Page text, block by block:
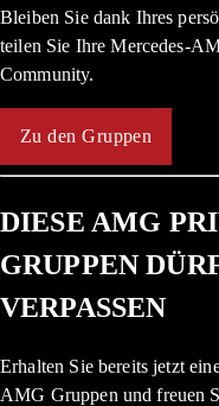
Bleiben Sie dank Ihres
teilen Sie Ihre Mercedes-
Community.
Zu den Gruppen
DIESE AMG
GRUPPEN
VERPASSEN
Erhalten Sie bereits jetzt
AMG Gruppen und freuen